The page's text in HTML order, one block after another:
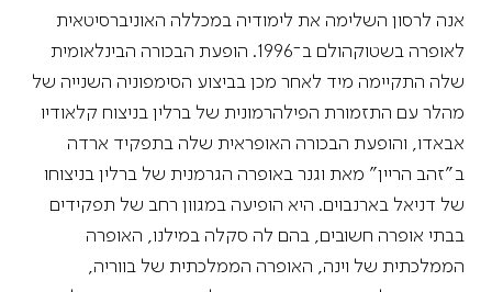
אנה לרסון השלימה את לימודיה במכללה האוניברסיטאית
לאופרה בשטוקהולם ב־1996. הופעת הבכורה הבינלאומית
שלה התקיימה מיד לאחר מכן בביצוע הסימפוניה השנייה של
מהלר עם התזמורת הפילהרמונית של ברלין בניצוח קלאודיו
אבאדו, והופעת הבכורה האופראית שלה בתפקיד ארדה
ב"זהב הריין" מאת וגנר באופרה הגרמנית של ברלין בניצוחו
של דניאל בארנבוים. היא הופיעה במגוון רחב של תפקידים
בבתי אופרה חשובים, בהם לה סקלה במילנו, האופרה
הממלכתית של וינה, האופרה הממלכתית של בווריה,